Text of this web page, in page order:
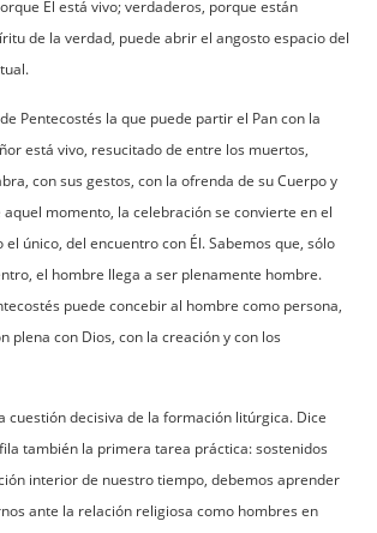
Él está vivo; verdaderos, porque están
de la verdad, puede abrir el angosto espacio del
Pentecostés la que puede partir el Pan con la
está vivo, resucitado de entre los muertos,
con sus gestos, con la ofrenda de su Cuerpo y
aquel momento, la celebración se convierte en el
único, del encuentro con Él. Sabemos que, sólo
el hombre llega a ser plenamente hombre.
puede concebir al hombre como persona,
plena con Dios, con la creación y con los
cuestión decisiva de la formación litúrgica. Dice
también la primera tarea práctica: sostenidos
interior de nuestro tiempo, debemos aprender
ante la relación religiosa como hombres en